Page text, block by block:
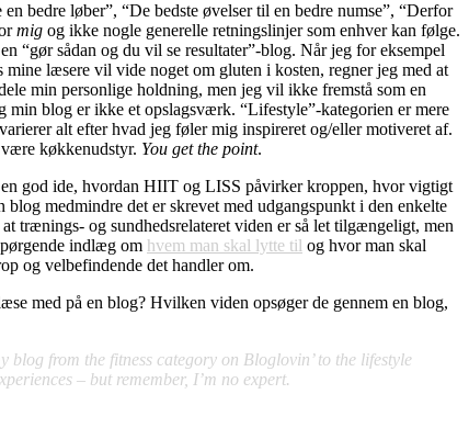
bedre løber”, “De bedste øvelser til en bedre numse”, “Derfor
mig og ikke nogle generelle retningslinjer som enhver kan følge.
“gør sådan og du vil se resultater”-blog. Når jeg for eksempel
læsere vil vide noget om gluten i kosten, regner jeg med at
min personlige holdning, men jeg vil ikke fremstå som en
blog er ikke et opslagsværk. “Lifestyle”-kategorien er mere
alt efter hvad jeg føler mig inspireret og/eller motiveret af.
køkkenudstyr. You get the point.
god ide, hvordan HIIT og LISS påvirker kroppen, hvor vigtigt
medmindre det er skrevet med udgangspunkt i den enkelte
trænings- og sundhedsrelateret viden er så let tilgængeligt, men
indlæg om hvem man skal lytte til og hvor man skal
og velbefindende det handler om.
med på en blog? Hvilken viden opsøger de gennem en blog,
from the fitness category on Bloglovin’ to the lifestyle
– but remember, I’m no expert.